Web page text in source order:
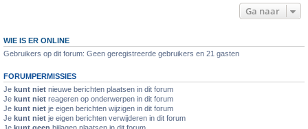
Ga naar
WIE IS ER ONLINE
Gebruikers op dit forum: Geen geregistreerde gebruikers en 21 gasten
FORUMPERMISSIES
Je kunt niet nieuwe berichten plaatsen in dit forum
Je kunt niet reageren op onderwerpen in dit forum
Je kunt niet je eigen berichten wijzigen in dit forum
Je kunt niet je eigen berichten verwijderen in dit forum